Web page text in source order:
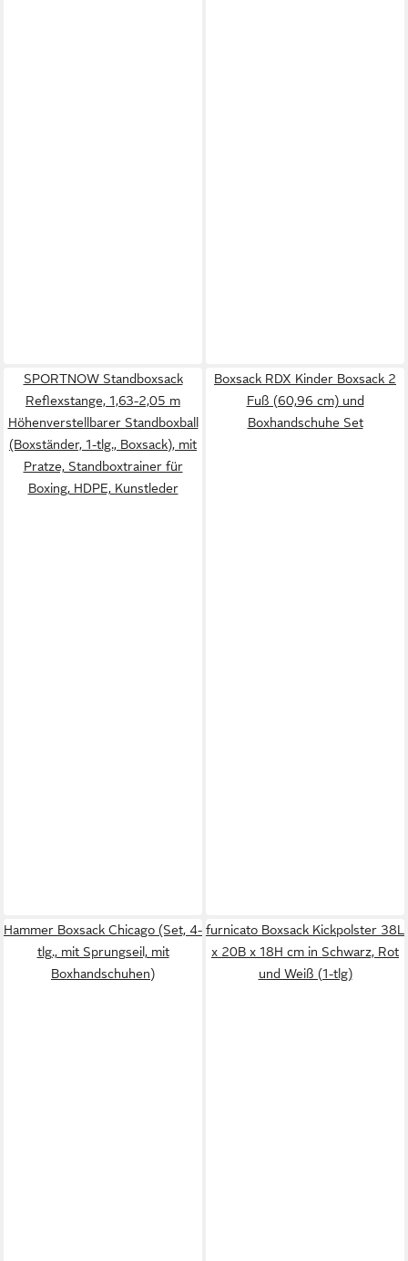
SPORTNOW Standboxsack
Reflexstange, 1,63-2,05 m
Höhenverstellbarer Standboxball
(Boxständer, 1-tlg., Boxsack), mit
Pratze, Standboxtrainer für
Boxing, HDPE, Kunstleder
Boxsack RDX Kinder Boxsack 2
Fuß (60,96 cm) und
Boxhandschuhe Set
Hammer Boxsack Chicago (Set, 4-
tlg., mit Sprungseil, mit
Boxhandschuhen)
furnicato Boxsack Kickpolster 38L
x 20B x 18H cm in Schwarz, Rot
und Weiß (1-tlg)